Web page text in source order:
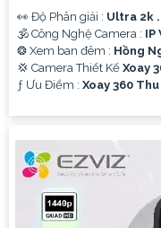
👀 Độ Phân giải : Ultra 2k .
🕉️ Công Nghệ Camera : IP
❂ Xem ban đêm : Hồng
💢 Camera Thiết Kế Xoay
️ƒ Ưu Điểm : Xoay 360 Thu